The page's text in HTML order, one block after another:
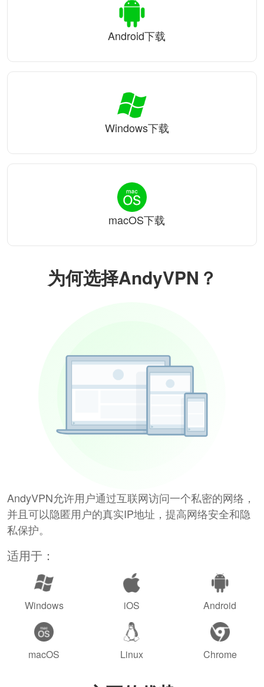
为何选择AndyVPN？
AndyVPN允许用户通过互联网访问一个私密的网络，
并且可以隐匿用户的真实IP地址，提高网络安全和隐
私保护。
适用于：
Windows iOS Android
macOS Linux Chrome
Android下载
Windows下载
macOS下载